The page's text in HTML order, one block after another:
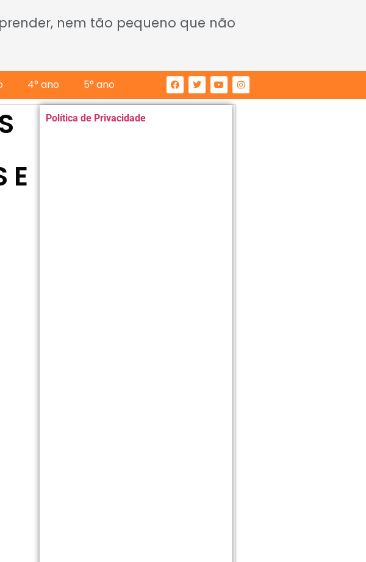
nem tão pequeno que não
4° ano 5° ano
E
Política de Privacidade